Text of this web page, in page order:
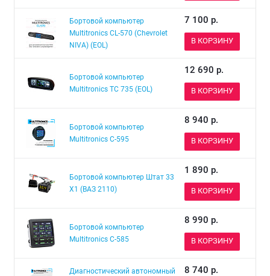
Бортовой компьютер
Multitronics CL-570 (Chevrolet
NIVA) (EOL)
7 100 р.
В КОРЗИНУ
Бортовой компьютер
Multitronics TC 735 (EOL)
12 690 р.
В КОРЗИНУ
Бортовой компьютер
Multitronics С-595
8 940 р.
В КОРЗИНУ
Бортовой компьютер Штат 33
Х1 (ВАЗ 2110)
1 890 р.
В КОРЗИНУ
Бортовой компьютер
Multitronics С-585
8 990 р.
В КОРЗИНУ
Диагностический автономный
8 740 р.